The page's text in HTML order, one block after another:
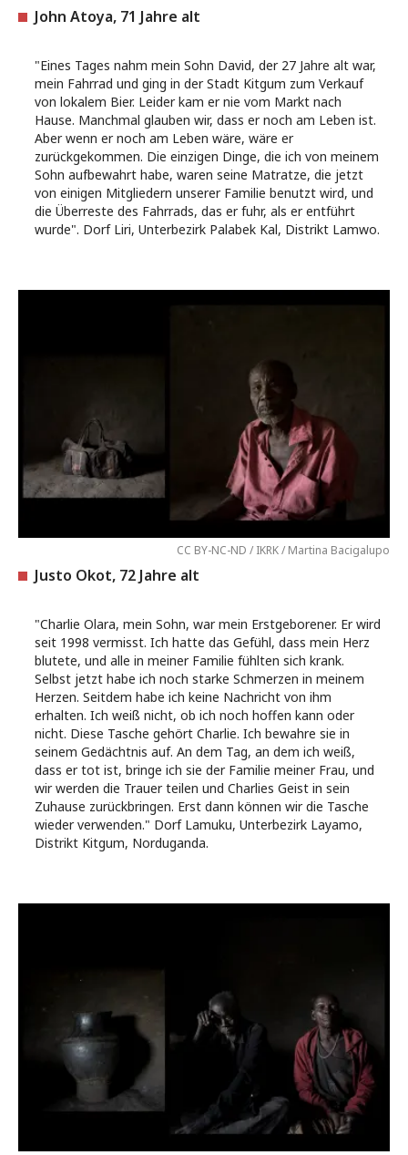
John Atoya, 71 Jahre alt
"Eines Tages nahm mein Sohn David, der 27 Jahre alt war,
mein Fahrrad und ging in der Stadt Kitgum zum Verkauf
von lokalem Bier. Leider kam er nie vom Markt nach
Hause. Manchmal glauben wir, dass er noch am Leben ist.
Aber wenn er noch am Leben wäre, wäre er
zurückgekommen. Die einzigen Dinge, die ich von meinem
Sohn aufbewahrt habe, waren seine Matratze, die jetzt
von einigen Mitgliedern unserer Familie benutzt wird, und
die Überreste des Fahrrads, das er fuhr, als er entführt
wurde". Dorf Liri, Unterbezirk Palabek Kal, Distrikt Lamwo.
CC BY-NC-ND / IKRK / Martina Bacigalupo
Justo Okot, 72 Jahre alt
"Charlie Olara, mein Sohn, war mein Erstgeborener. Er wird
seit 1998 vermisst. Ich hatte das Gefühl, dass mein Herz
blutete, und alle in meiner Familie fühlten sich krank.
Selbst jetzt habe ich noch starke Schmerzen in meinem
Herzen. Seitdem habe ich keine Nachricht von ihm
erhalten. Ich weiß nicht, ob ich noch hoffen kann oder
nicht. Diese Tasche gehört Charlie. Ich bewahre sie in
seinem Gedächtnis auf. An dem Tag, an dem ich weiß,
dass er tot ist, bringe ich sie der Familie meiner Frau, und
wir werden die Trauer teilen und Charlies Geist in sein
Zuhause zurückbringen. Erst dann können wir die Tasche
wieder verwenden." Dorf Lamuku, Unterbezirk Layamo,
Distrikt Kitgum, Norduganda.